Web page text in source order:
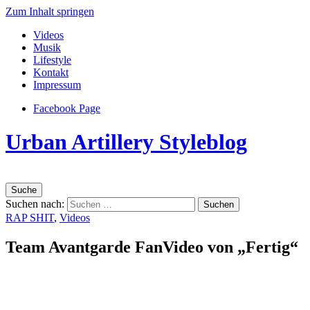
Zum Inhalt springen
Videos
Musik
Lifestyle
Kontakt
Impressum
Facebook Page
Urban Artillery Styleblog
Suche
Suchen nach:
RAP SHIT, Videos
Team Avantgarde FanVideo von „Fertig“